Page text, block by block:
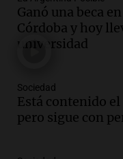
Panorama
Episodios
Audio.
causan daños
Panorama
Episodios
Ganó una beca
Córdoba y hoy
universidad
Sociedad
Está contenido
pero sigue con